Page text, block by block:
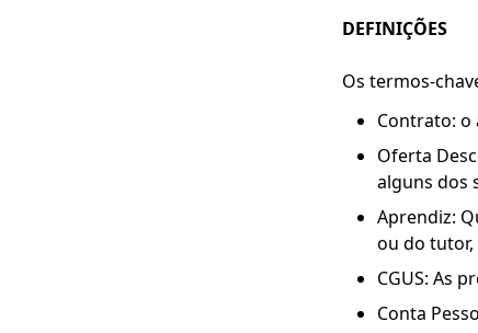
DEFINIÇÕES
Os termos-
Contrato: o
Oferta
alguns dos
Aprendiz:
ou do tutor,
CGUS: As
Conta